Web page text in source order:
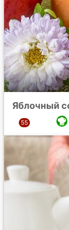
Яблочный